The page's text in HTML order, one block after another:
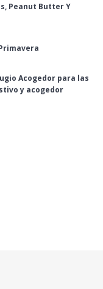
Peanut Butter Y
Acogedor para las
y acogedor